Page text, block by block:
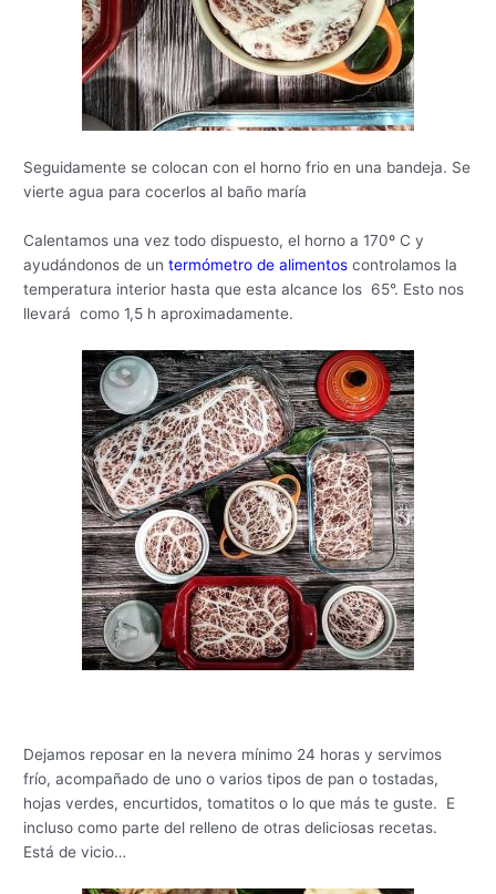
Seguidamente se colocan con el horno frio en una bandeja. Se
vierte agua para cocerlos al baño maría
Calentamos una vez todo dispuesto, el horno a 170º C y
ayudándonos de untermómetro de alimentos controlamos la
temperatura interior hasta que esta alcance los 65°. Esto nos
llevará como 1,5 h aproximadamente.
Dejamos reposar en la nevera mínimo 24 horas y servimos
frío, acompañado de uno o varios tipos de pan o tostadas,
hojas verdes, encurtidos, tomatitos o lo que más te guste. E
incluso como parte del relleno de otras deliciosas recetas.
Está de vicio…